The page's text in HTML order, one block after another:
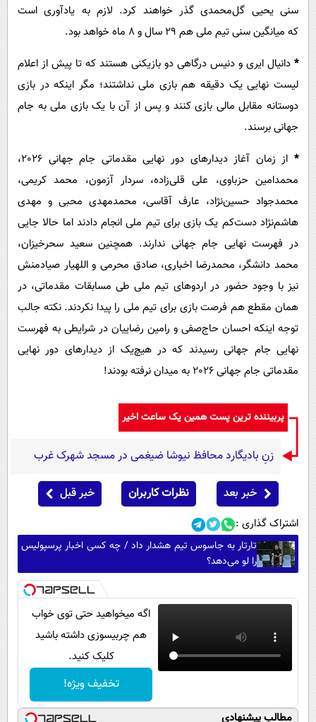
سنی یحیی گل‌محمدی گذر خواهند کرد. لازم به یادآوری است
که میانگین سنی تیم ملی هم 29 سال و 8 ماه خواهد بود.
* دانیال ایری و دنیس درگاهی دو بازیکنی هستند که تا پیش از اعلام
لیست نهایی یک دقیقه هم بازی ملی نداشتند؛ مگر اینکه در بازی
دوستانه مقابل مالی بازی کنند و پس از آن با یک بازی ملی به جام
جهانی برسند.
*
از زمان آغاز دیدارهای دور نهایی مقدماتی جام جهانی 2026،
محمدامین حزباوی، علی قلی‌زاده، سردار آزمون، محمد کریمی،
محمدجواد حسین‌نژاد، عارف آقاسی، محمدمهدی محبی و مهدی
هاشم‌نژاد دست‌کم یک بازی برای تیم ملی انجام دادند اما حالا جایی
در فهرست نهایی جام جهانی ندارند. همچنین سعید سحرخیزان،
محمد دانشگر، محمدرضا اخباری، صادق محرمی و اللهیار صیادمنش
نیز با وجود حضور در اردوهای تیم ملی طی مسابقات مقدماتی، در
همان مقطع هم فرصت بازی برای تیم ملی را پیدا نکردند. نکته جالب
توجه اینکه احسان حاج‌صفی و رامین رضاییان در شرایطی به فهرست
نهایی جام جهانی رسیدند که در هیچ‌یک از دیدارهای دور نهایی
مقدماتی جام جهانی 2026 به میدان نرفته بودند!
پربیننده ترین پست همین یک ساعت اخیر
زنِ بادیگارد محافظ نیوشا ضیغمی در مسجد شهرک غرب
خبر بعد نظرات کاربران خبر قبل
اشتراک گذاری :
تارتار به جاسوس تیم هشدار داد / چه کسی اخبار پرسپولیس
را لو می‌دهد؟
اگه میخواهید حتی توی خواب
هم چربیسوزی داشته باشید
کلیک کنید.
تخفیف ویژه!
مطالب پیشنهادی